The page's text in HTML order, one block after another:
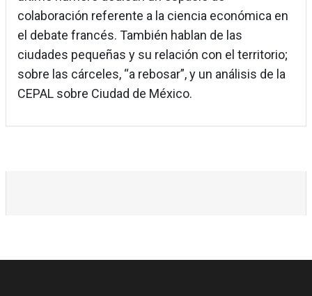
colaboración referente a la ciencia económica en
el debate francés. También hablan de las
ciudades pequeñas y su relación con el territorio;
sobre las cárceles, “a rebosar”, y un análisis de la
CEPAL sobre Ciudad de México.